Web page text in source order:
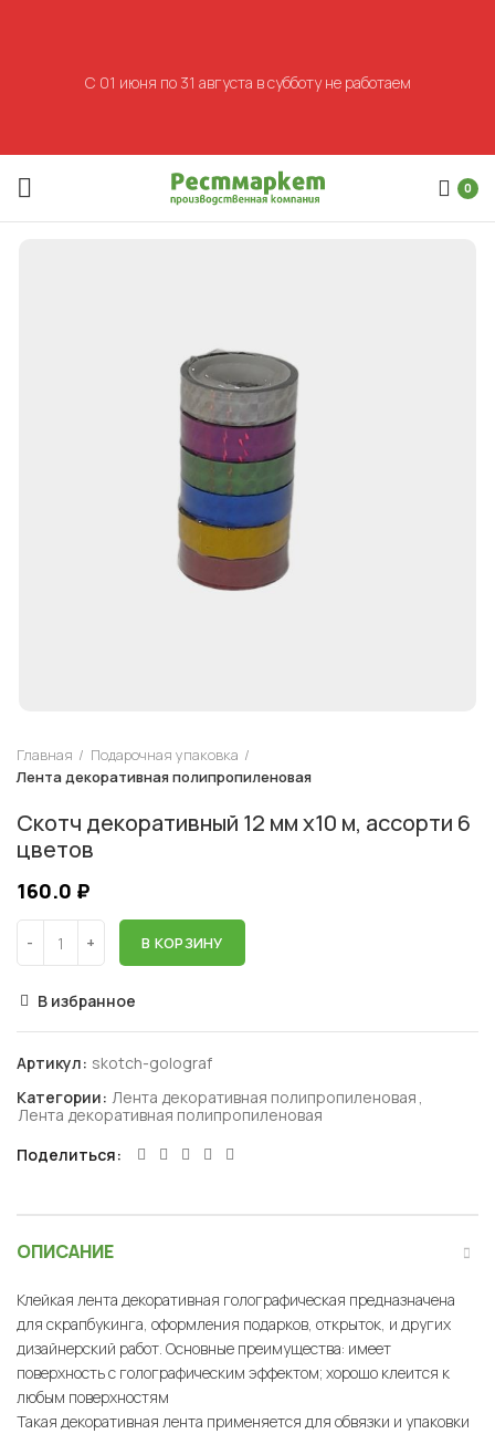
0
Главная
Подарочная упаковка
Лента декоративная полипропиленовая
Скотч декоративный 12 мм х10 м, ассорти 6
цветов
160.0 ₽
В КОРЗИНУ
В избранное
Артикул: skotch-golograf
Категории: Лента декоративная полипропиленовая ,
Лента декоративная полипропиленовая
Поделиться
ОПИСАНИЕ
Клейкая лента декоративная голографическая предназначена
для скрапбукинга, оформления подарков, открыток, и других
дизайнерский работ. Основные преимущества: имеет
поверхность с голографическим эффектом; хорошо клеится к
любым поверхностям
Такая декоративная лента применяется для обвязки и упаковки
С 01 июня по 31 августа в субботу не работаем